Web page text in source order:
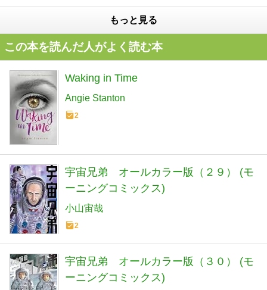
もっと見る
この本を読んだ人がよく読む本
Waking in Time
Angie Stanton
2
宇宙兄弟 オールカラー版（２９） (モ
ーニングコミックス)
小山宙哉
2
宇宙兄弟 オールカラー版（３０） (モ
ーニングコミックス)